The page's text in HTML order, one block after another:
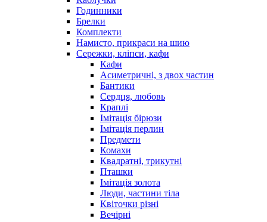
Годинники
Брелки
Комплекти
Намисто, прикраси на шию
Сережки, кліпси, кафи
Кафи
Асиметричні, з двох частин
Бантики
Сердця, любовь
Краплі
Імітація бірюзи
Імітація перлин
Предмети
Комахи
Квадратні, трикутні
Пташки
Імітація золота
Люди, частини тіла
Квіточки різні
Вечірні